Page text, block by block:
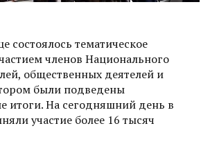
состоялось тематическое
членов Национального
общественных деятелей и
были подведены
итоги. На сегодняшний день в
участие более 16 тысяч